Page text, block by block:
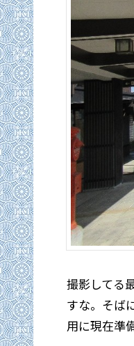
撮影してる
すな。そば
用に現在準